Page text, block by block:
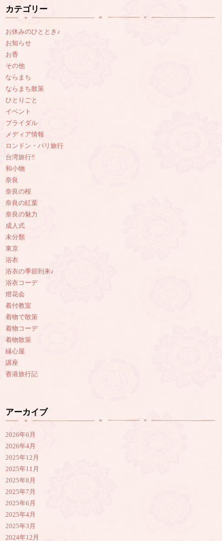
カテゴリー
お休みのひととき♪
お知らせ
お香
その他
ならまち
ならまち散策
ひとりごと
イベント
ブライダル
メディア情報
ロンドン・パリ旅行
台湾旅行‼︎
和小物
奈良
奈良の桜
奈良の紅葉
奈良の魅力
成人式
未分類
東京
浴衣
浴衣の季節到来♪
浴衣コーデ
燈花会
着付教室
着物で散策
着物コーデ
着物散策
縁心屋
講座
香港旅行記
アーカイブ
2026年6月
2026年4月
2025年12月
2025年11月
2025年8月
2025年7月
2025年6月
2025年4月
2025年3月
2024年12月